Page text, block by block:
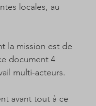
locales, au
la mission est de
document 4
multi-acteurs.
avant tout à ce